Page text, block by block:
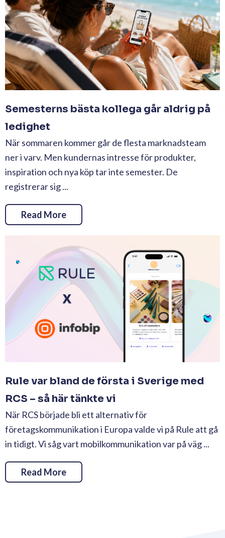
Semesterns bästa kollega går aldrig på
ledighet
När sommaren kommer går de flesta marknadsteam
ner i varv. Men kundernas intresse för produkter,
inspiration och nya köp tar inte semester. De
registrerar sig ...
Read More
Rule var bland de första i Sverige med
RCS – så här tänkte vi
När RCS började bli ett alternativ för
företagskommunikation i Europa valde vi på Rule att gå
in tidigt. Vi såg vart mobilkommunikation var på väg ...
Read More